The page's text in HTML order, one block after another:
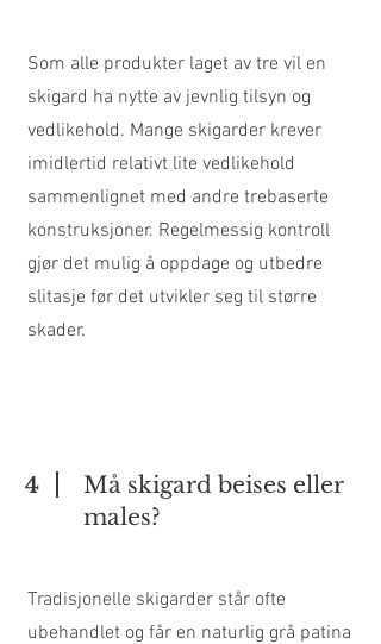
Som alle produkter laget av tre vil en
skigard ha nytte av jevnlig tilsyn og
vedlikehold. Mange skigarder krever
imidlertid relativt lite vedlikehold
sammenlignet med andre trebaserte
konstruksjoner. Regelmessig kontroll
gjør det mulig å oppdage og utbedre
slitasje før det utvikler seg til større
skader.
4
Må skigard beises eller
males?
Tradisjonelle skigarder står ofte
ubehandlet og får en naturlig grå patina